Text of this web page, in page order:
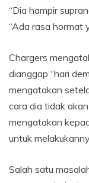
“Dia hampir
“Ada rasa hormat
Chargers
dianggap “hari
mengatakan
cara dia tidak
mengatakan
untuk
Salah satu